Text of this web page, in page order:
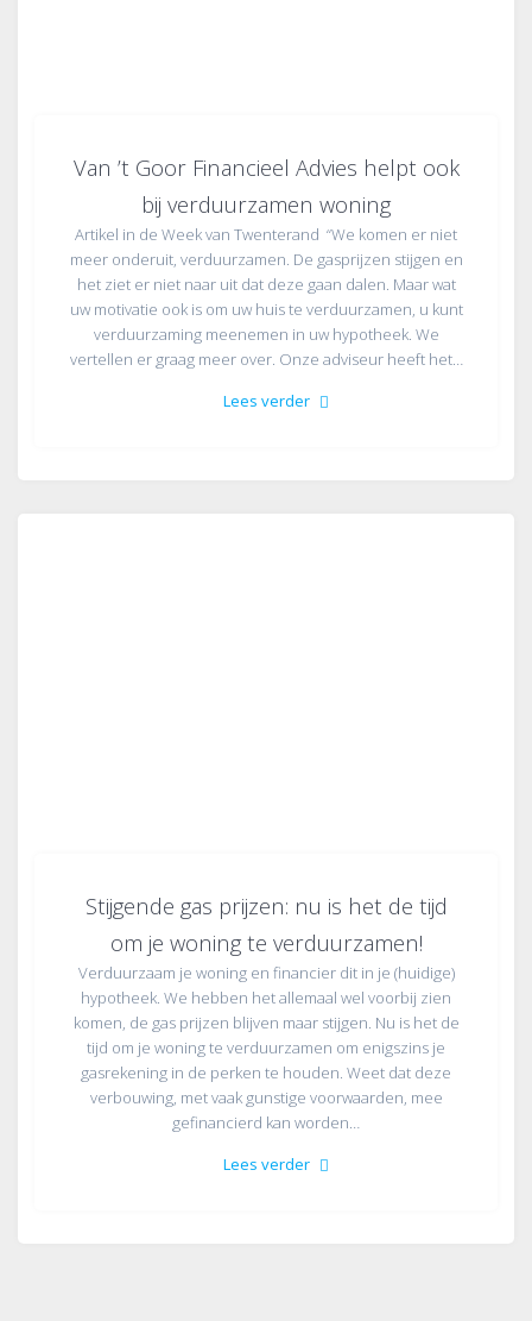
Van ’t Goor Financieel Advies helpt ook
bij verduurzamen woning
Artikel in de Week van Twenterand “We komen er niet
meer onderuit, verduurzamen. De gasprijzen stijgen en
het ziet er niet naar uit dat deze gaan dalen. Maar wat
uw motivatie ook is om uw huis te verduurzamen, u kunt
verduurzaming meenemen in uw hypotheek. We
vertellen er graag meer over. Onze adviseur heeft het…
Lees verder
Stijgende gas prijzen: nu is het de tijd
om je woning te verduurzamen!
Verduurzaam je woning en financier dit in je (huidige)
hypotheek. We hebben het allemaal wel voorbij zien
komen, de gas prijzen blijven maar stijgen. Nu is het de
tijd om je woning te verduurzamen om enigszins je
gasrekening in de perken te houden. Weet dat deze
verbouwing, met vaak gunstige voorwaarden, mee
gefinancierd kan worden…
Lees verder